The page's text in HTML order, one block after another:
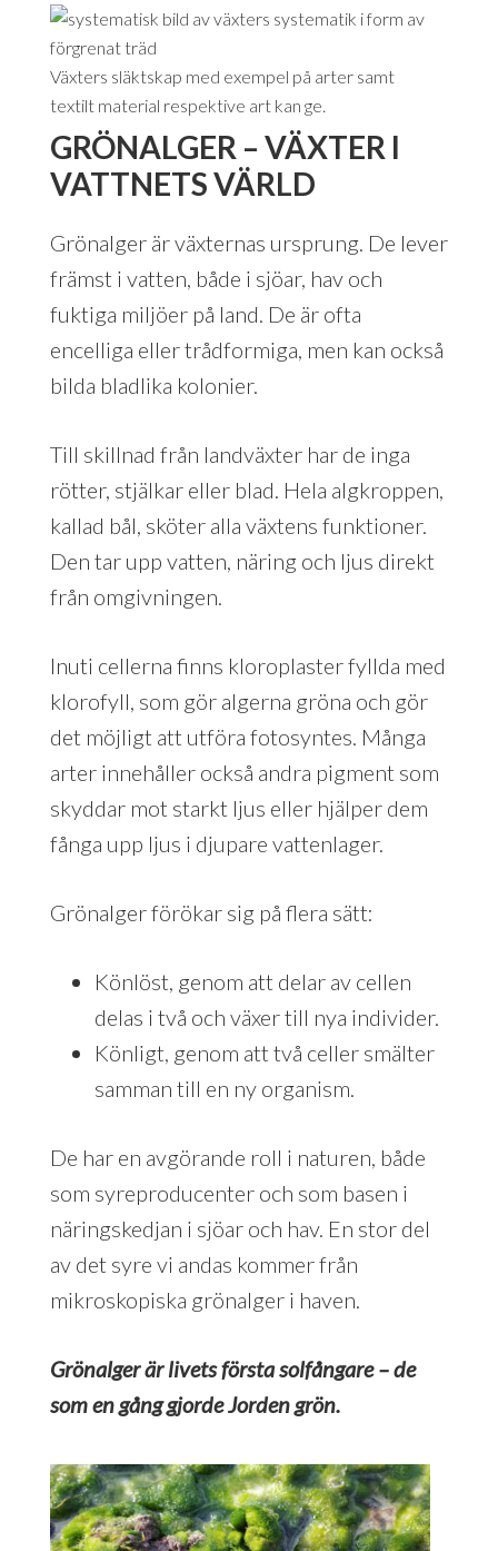
Växters släktskap med exempel på arter samt
textilt material respektive art kan ge.
GRÖNALGER – VÄXTER I
VATTNETS VÄRLD
Grönalger är växternas ursprung. De lever
främst i vatten, både i sjöar, hav och
fuktiga miljöer på land. De är ofta
encelliga eller trådformiga, men kan också
bilda bladlika kolonier.
Till skillnad från landväxter har de inga
rötter, stjälkar eller blad. Hela algkroppen,
kallad bål, sköter alla växtens funktioner.
Den tar upp vatten, näring och ljus direkt
från omgivningen.
Inuti cellerna finns kloroplaster fyllda med
klorofyll, som gör algerna gröna och gör
det möjligt att utföra fotosyntes. Många
arter innehåller också andra pigment som
skyddar mot starkt ljus eller hjälper dem
fånga upp ljus i djupare vattenlager.
Grönalger förökar sig på flera sätt:
Könlöst, genom att delar av cellen
delas i två och växer till nya individer.
Könligt, genom att två celler smälter
samman till en ny organism.
De har en avgörande roll i naturen, både
som syreproducenter och som basen i
näringskedjan i sjöar och hav. En stor del
av det syre vi andas kommer från
mikroskopiska grönalger i haven.
Grönalger är livets första solfångare – de
som en gång gjorde Jorden grön.